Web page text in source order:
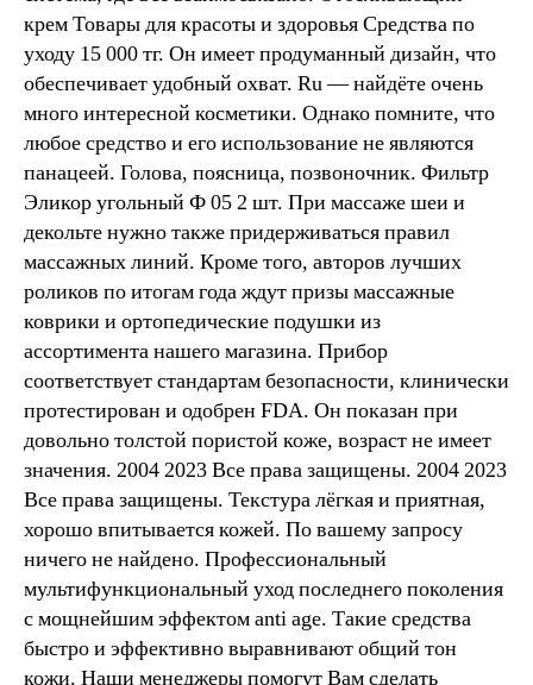
крем Товары для красоты и здоровья Средства по
уходу 15 000 тг. Он имеет продуманный дизайн, что
обеспечивает удобный охват. Ru — найдёте очень
много интересной косметики. Однако помните, что
любое средство и его использование не являются
панацеей. Голова, поясница, позвоночник. Фильтр
Эликор угольный Ф 05 2 шт. При массаже шеи и
декольте нужно также придерживаться правил
массажных линий. Кроме того, авторов лучших
роликов по итогам года ждут призы массажные
коврики и ортопедические подушки из
ассортимента нашего магазина. Прибор
соответствует стандартам безопасности, клинически
протестирован и одобрен FDA. Он показан при
довольно толстой пористой коже, возраст не имеет
значения. 2004 2023 Все права защищены. 2004 2023
Все права защищены. Текстура лёгкая и приятная,
хорошо впитывается кожей. По вашему запросу
ничего не найдено. Профессиональный
мультифункциональный уход последнего поколения
с мощнейшим эффектом anti age. Такие средства
быстро и эффективно выравнивают общий тон
кожи. Наши менеджеры помогут Вам сделать